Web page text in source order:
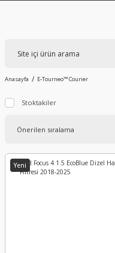
Anasayfa E-Tourneo™ Courier
Stoktakiler
Yeni